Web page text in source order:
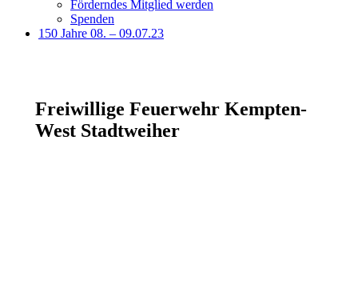
Förderndes Mitglied werden
Spenden
150 Jahre 08. – 09.07.23
Freiwillige Feuerwehr Kempten-
West Stadtweiher